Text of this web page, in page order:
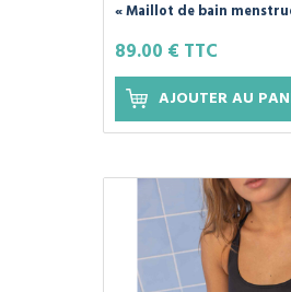
« Maillot de bain
89.00 € TTC
AJOUTER AU